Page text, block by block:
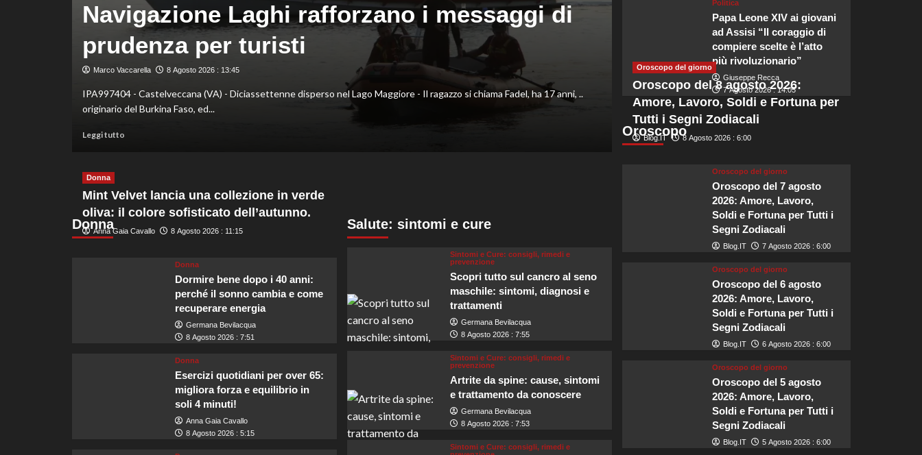
Navigazione Laghi rafforzano i messaggi di
prudenza per turisti
Marco Vaccarella 8 Agosto 2026 : 13:45
IPA997404 - Castelveccana (VA) - Diciassettenne disperso nel Lago Maggiore - Il ragazzo si chiama Fadel, ha 17 anni, ..
originario del Burkina Faso, ed...
Leggi tuttoLeggi
sulle
acque,
Costiera
8 Agosto 2026 : 5:45
Scopri le Camere Romantiche di Beaverbrook Immerso nella
luogo che promette esperienze indimenticabili per le coppie in...
Leggi tutto Leggi
di
più
su
Perché
Beaverbrook
Donna
Donna
Mint Velvet lancia una collezione in verde
oliva: il colore sofisticato dell’autunno.
Anna Gaia Cavallo 8 Agosto 2026 : 11:15
Donna
Dormire bene dopo i 40 anni:
perché il sonno cambia e come
recuperare energia
Germana Bevilacqua
8 Agosto 2026 : 7:51
Donna
Esercizi quotidiani per over 65:
migliora forza e equilibrio in
soli 4 minuti!
Anna Gaia Cavallo
8 Agosto 2026 : 5:15
Salute: sintomi e cure
Sintomi e Cure: consigli, rimedi e
prevenzione
Scopri tutto sul cancro al seno
maschile: sintomi, diagnosi e
trattamenti
Germana Bevilacqua
8 Agosto 2026 : 7:55
Sintomi e Cure: consigli, rimedi e
prevenzione
Artrite da spine: cause, sintomi
e trattamento da conoscere
Germana Bevilacqua
8 Agosto 2026 : 7:53
Sintomi e Cure: consigli, rimedi e
Politica
Papa Leone XIV ai giovani
ad Assisi “Il coraggio di
compiere scelte è l’atto
più rivoluzionario”
Giuseppe Recca
7 Agosto 2026 : 14:05
Oroscopo
Oroscopo del giorno
Oroscopo del 8 agosto 2026:
Amore, Lavoro, Soldi e Fortuna per
Tutti i Segni Zodiacali
Blog.IT 8 Agosto 2026 : 6:00
Oroscopo del giorno
Oroscopo del 7 agosto
2026: Amore, Lavoro,
Soldi e Fortuna per Tutti i
Segni Zodiacali
Blog.IT 7 Agosto 2026 : 6:00
Oroscopo del giorno
Oroscopo del 6 agosto
2026: Amore, Lavoro,
Soldi e Fortuna per Tutti i
Segni Zodiacali
Blog.IT 6 Agosto 2026 : 6:00
Oroscopo del giorno
Oroscopo del 5 agosto
2026: Amore, Lavoro,
Soldi e Fortuna per Tutti i
Segni Zodiacali
Blog.IT 5 Agosto 2026 : 6:00